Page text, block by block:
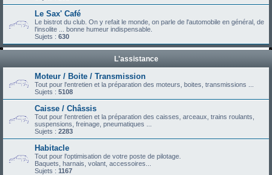
Le Sax' Café
Le bistrot du club. On y refait le monde, on parle de l'automobile en général, de
l'insolite ... bonne humeur indispensable.
Sujets : 630
L'assistance
Moteur / Boite / Transmission
Tout pour l'entretien et la préparation des moteurs, boites, transmissions ...
Sujets : 5108
Caisse / Châssis
Tout pour l'entretien et la préparation des caisses, arceaux, trains roulants,
suspensions, freinage, pneumatiques ...
Sujets : 2283
Habitacle
Tout pour l'optimisation de votre poste de pilotage.
Baquets, harnais, volant, accessoires...
Sujets : 1167